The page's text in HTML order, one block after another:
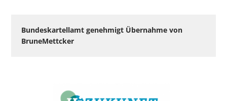
Bundeskartellamt genehmigt Übernahme von
BruneMettcker